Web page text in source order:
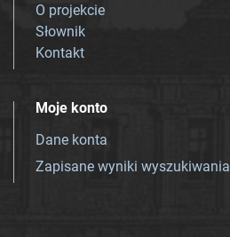
O projekcie
Słownik
Kontakt
Moje konto
Dane konta
Zapisane wyniki wyszukiwania